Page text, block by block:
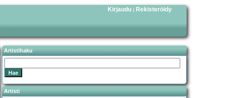
Kirjaudu | Rekisteröidy
Artistihaku
Artisti